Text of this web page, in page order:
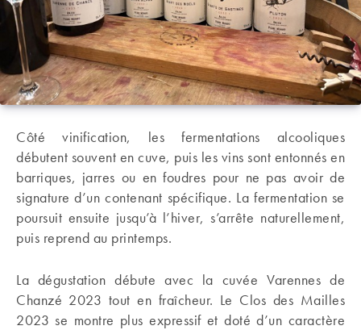
Côté vinification, les fermentations alcooliques
débutent souvent en cuve, puis les vins sont entonnés en
barriques, jarres ou en foudres pour ne pas avoir de
signature d’un contenant spécifique. La fermentation se
poursuit ensuite jusqu’à l’hiver, s’arrête naturellement,
puis reprend au printemps.
La dégustation débute avec la cuvée Varennes de
Chanzé 2023 tout en fraîcheur. Le Clos des Mailles
2023 se montre plus expressif et doté d’un caractère